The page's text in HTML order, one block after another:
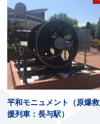
平和モニュメント（原爆救
援列車：長与駅）